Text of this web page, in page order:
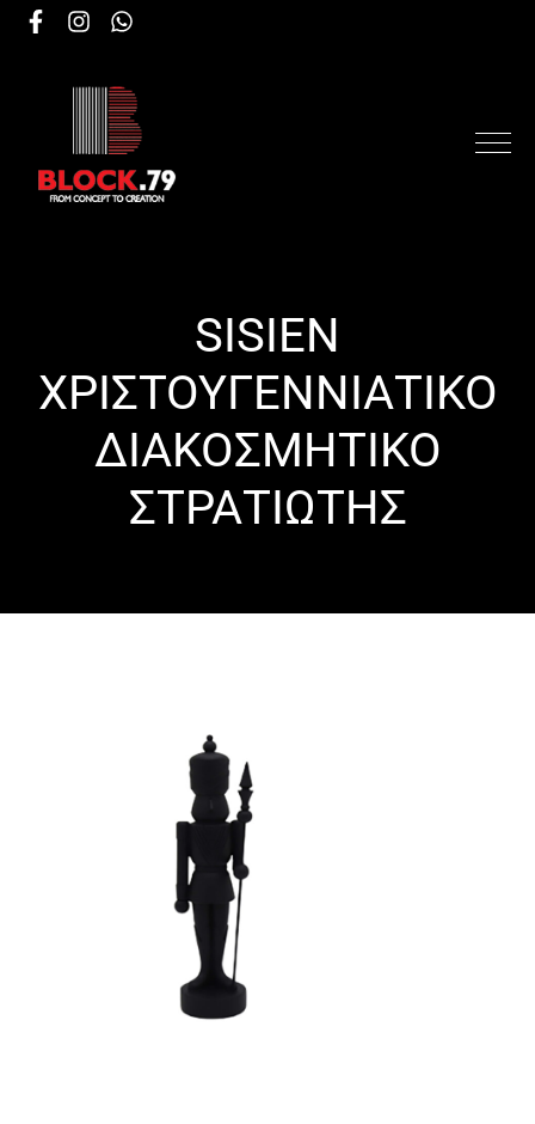
SISIEN
ΧΡΙΣΤΟΥΓΕΝΝΙΑΤΙΚΟ
ΔΙΑΚΟΣΜΗΤΙΚΟ
ΣΤΡΑΤΙΩΤΗΣ